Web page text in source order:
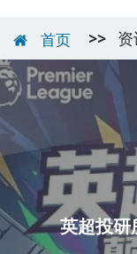
首页 >>
英超投研